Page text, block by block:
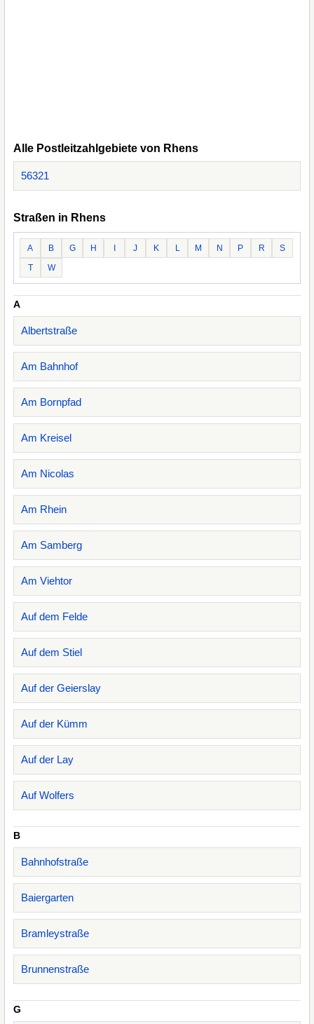
Alle Postleitzahlgebiete von Rhens
56321
Straßen in Rhens
A B G H J K L M N P R
S
T
W
A
Albertstraße
Am Bahnhof
Am Bornpfad
Am Kreisel
Am Nicolas
Am Rhein
Am Samberg
Am Viehtor
Auf dem Felde
Auf dem Stiel
Auf der Geierslay
Auf der Kümm
Auf der Lay
Auf Wolfers
B
Bahnhofstraße
Baiergarten
Bramleystraße
Brunnenstraße
G